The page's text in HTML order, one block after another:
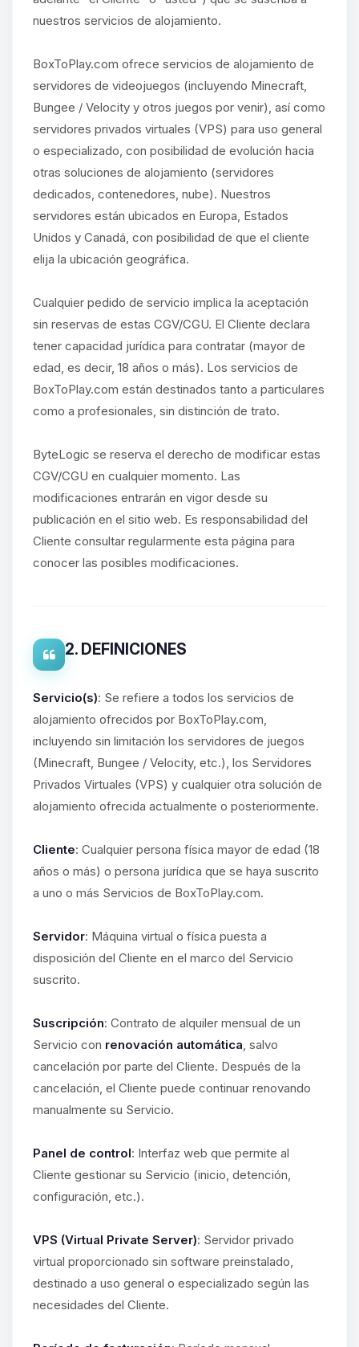
nuestros servicios de alojamiento.
BoxToPlay.com ofrece servicios de alojamiento de
servidores de videojuegos (incluyendo Minecraft,
Bungee / Velocity y otros juegos por venir), así como
servidores privados virtuales (VPS) para uso general
o especializado, con posibilidad de evolución hacia
otras soluciones de alojamiento (servidores
dedicados, contenedores, nube). Nuestros
servidores están ubicados en Europa, Estados
Unidos y Canadá, con posibilidad de que el cliente
elija la ubicación geográfica.
Cualquier pedido de servicio implica la aceptación
sin reservas de estas CGV/CGU. El Cliente declara
tener capacidad jurídica para contratar (mayor de
edad, es decir, 18 años o más). Los servicios de
BoxToPlay.com están destinados tanto a particulares
como a profesionales, sin distinción de trato.
ByteLogic se reserva el derecho de modificar estas
CGV/CGU en cualquier momento. Las
modificaciones entrarán en vigor desde su
publicación en el sitio web. Es responsabilidad del
Cliente consultar regularmente esta página para
conocer las posibles modificaciones.
2. DEFINICIONES
Servicio(s): Se refiere a todos los servicios de
alojamiento ofrecidos por BoxToPlay.com,
incluyendo sin limitación los servidores de juegos
(Minecraft, Bungee / Velocity, etc.), los Servidores
Privados Virtuales (VPS) y cualquier otra solución de
alojamiento ofrecida actualmente o posteriormente.
Cliente: Cualquier persona física mayor de edad (18
años o más) o persona jurídica que se haya suscrito
a uno o más Servicios de BoxToPlay.com.
Servidor: Máquina virtual o física puesta a
disposición del Cliente en el marco del Servicio
suscrito.
Suscripción: Contrato de alquiler mensual de un
Servicio con renovación automática, salvo
cancelación por parte del Cliente. Después de la
cancelación, el Cliente puede continuar renovando
manualmente su Servicio.
Panel de control: Interfaz web que permite al
Cliente gestionar su Servicio (inicio, detención,
configuración, etc.).
VPS (Virtual Private Server): Servidor privado
virtual proporcionado sin software preinstalado,
destinado a uso general o especializado según las
necesidades del Cliente.